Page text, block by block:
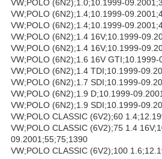
VW;POLO (6N2);1.0;10.1999-
VW;POLO (6N2);1.4;10.1999-
VW;POLO (6N2);1.4;10.1999-
VW;POLO (6N2);1.4 16V;10.1999-
VW;POLO (6N2);1.4 16V;10.1999-
VW;POLO (6N2);1.6 16V
VW;POLO (6N2);1.4 TDI;10.1999-
VW;POLO (6N2);1.7 SDI;10.1999-
VW;POLO (6N2);1.9 D;10.1999-
VW;POLO (6N2);1.9 SDI;10.1999-
VW;POLO CLASSIC (6V2);60
VW;POLO CLASSIC (6V2);75 1.4
09.2001;55;75;1390
VW;POLO CLASSIC (6V2);100